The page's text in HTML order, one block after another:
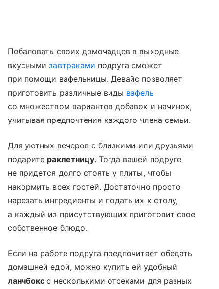
Побаловать своих домочадцев в выходные
вкуснымизавтраками подруга сможет
при помощи вафельницы. Девайс позволяет
приготовить различные виды вафель
со множеством вариантов добавок и начинок,
учитывая предпочтения каждого члена семьи.
Для уютных вечеров с близкими или друзьями
подарите раклетницу. Тогда вашей подруге
не придется долго стоять у плиты, чтобы
накормить всех гостей. Достаточно просто
нарезать ингредиенты и подать их к столу,
а каждый из присутствующих приготовит свое
собственное блюдо.
Если на работе подруга предпочитает обедать
домашней едой, можно купить ей удобный
ланчбоксс несколькими отсеками для разных